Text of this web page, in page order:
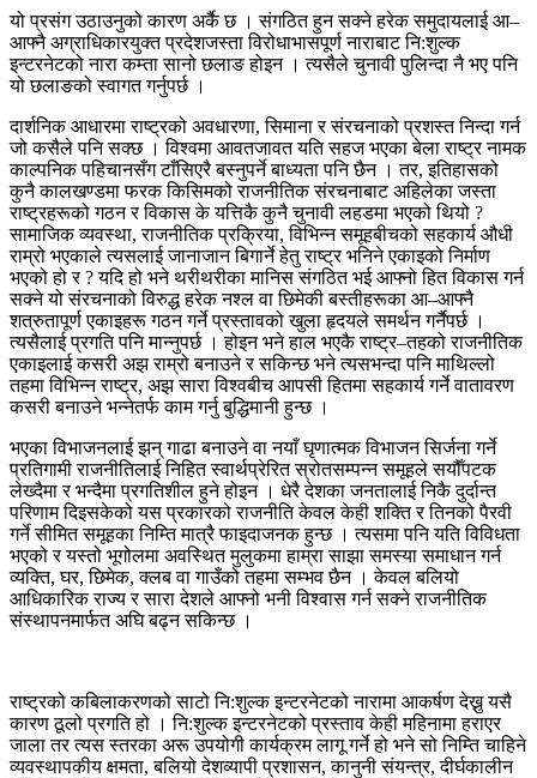
यो प्रसंग उठाउनुको कारण अर्कै छ । संगठित हुन सक्ने हरेक समुदायलाई आ–
आफ्नै अग्राधिकारयुक्त प्रदेशजस्ता विरोधाभासपूर्ण नाराबाट नि:शुल्क
इन्टरनेटको नारा कम्ता सानो छलाङ होइन । त्यसैले चुनावी पुलिन्दा नै भए पनि
यो छलाङको स्वागत गर्नुपर्छ ।
दार्शनिक आधारमा राष्ट्रको अवधारणा, सिमाना र संरचनाको प्रशस्त निन्दा गर्न
जो कसैले पनि सक्छ । विश्वमा आवतजावत यति सहज भएका बेला राष्ट्र नामक
काल्पनिक पहिचानसँग टाँसिएरै बस्नुपर्ने बाध्यता पनि छैन । तर, इतिहासको
कुनै कालखण्डमा फरक किसिमको राजनीतिक संरचनाबाट अहिलेका जस्ता
राष्ट्रहरूको गठन र विकास के यत्तिकै कुनै चुनावी लहडमा भएको थियो ?
सामाजिक व्यवस्था, राजनीतिक प्रक्रिया, विभिन्न समूहबीचको सहकार्य औधी
राम्रो भएकाले त्यसलाई जानाजान बिगार्ने हेतु राष्ट्र भनिने एकाइको निर्माण
भएको हो र ? यदि हो भने थरीथरीका मानिस संगठित भई आफ्नो हित विकास गर्न
सक्ने यो संरचनाको विरुद्ध हरेक नश्ल वा छिमेकी बस्तीहरूका आ–आफ्नै
शत्रुतापूर्ण एकाइहरू गठन गर्ने प्रस्तावको खुला हृदयले समर्थन गर्नैपर्छ ।
त्यसैलाई प्रगति पनि मान्नुपर्छ । होइन भने हाल भएकै राष्ट्र–तहको राजनीतिक
एकाइलाई कसरी अझ राम्रो बनाउने र सकिन्छ भने त्यसभन्दा पनि माथिल्लो
तहमा विभिन्न राष्ट्र, अझ सारा विश्वबीच आपसी हितमा सहकार्य गर्ने वातावरण
कसरी बनाउने भन्नेतर्फ काम गर्नु बुद्धिमानी हुन्छ ।
भएका विभाजनलाई झन् गाढा बनाउने वा नयाँ घृणात्मक विभाजन सिर्जना गर्ने
प्रतिगामी राजनीतिलाई निहित स्वार्थप्रेरित स्रोतसम्पन्न समूहले सयौँपटक
लेख्दैमा र भन्दैमा प्रगतिशील हुने होइन । धेरै देशका जनतालाई निकै दुर्दान्त
परिणाम दिइसकेको यस प्रकारको राजनीति केवल केही शक्ति र तिनको पैरवी
गर्ने सीमित समूहका निम्ति मात्रै फाइदाजनक हुन्छ । त्यसमा पनि यति विविधता
भएको र यस्तो भूगोलमा अवस्थित मुलुकमा हाम्रा साझा समस्या समाधान गर्न
व्यक्ति, घर, छिमेक, क्लब वा गाउँको तहमा सम्भव छैन । केवल बलियो
आधिकारिक राज्य र सारा देशले आफ्नो भनी विश्वास गर्न सक्ने राजनीतिक
संस्थापनमार्फत अघि बढ्न सकिन्छ ।
राष्ट्रको कबिलाकरणको साटो नि:शुल्क इन्टरनेटको नारामा आकर्षण देख्नु यसै
कारण ठूलो प्रगति हो । नि:शुल्क इन्टरनेटको प्रस्ताव केही महिनामा हराएर
जाला तर त्यस स्तरका अरू उपयोगी कार्यक्रम लागू गर्ने हो भने सो निम्ति चाहिने
व्यवस्थापकीय क्षमता, बलियो देशव्यापी प्रशासन, कानुनी संयन्त्र, दीर्घकालीन